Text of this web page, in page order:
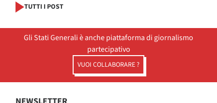
TUTTI I POST
Gli Stati Generali è anche piattaforma di giornalismo
partecipativo
VUOI COLLABORARE ?